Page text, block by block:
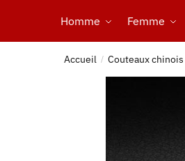
Homme Femme
Accueil / Couteaux chinois